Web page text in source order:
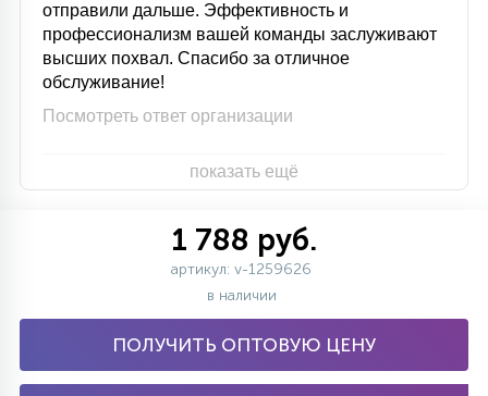
отправили дальше. Эффективность и
профессионализм вашей команды заслуживают
высших похвал. Спасибо за отличное
обслуживание!
Посмотреть ответ организации
показать ещё
1 788 руб.
артикул: v-1259626
в наличии
ПОЛУЧИТЬ ОПТОВУЮ ЦЕНУ